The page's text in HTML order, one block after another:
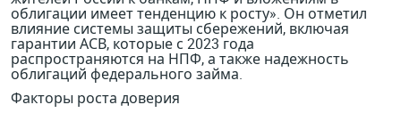
облигации имеет тенденцию к росту». Он отметил
влияние системы защиты сбережений, включая
гарантии АСВ, которые с 2023 года
распространяются на НПФ, а также надежность
облигаций федерального займа.
Факторы роста доверия